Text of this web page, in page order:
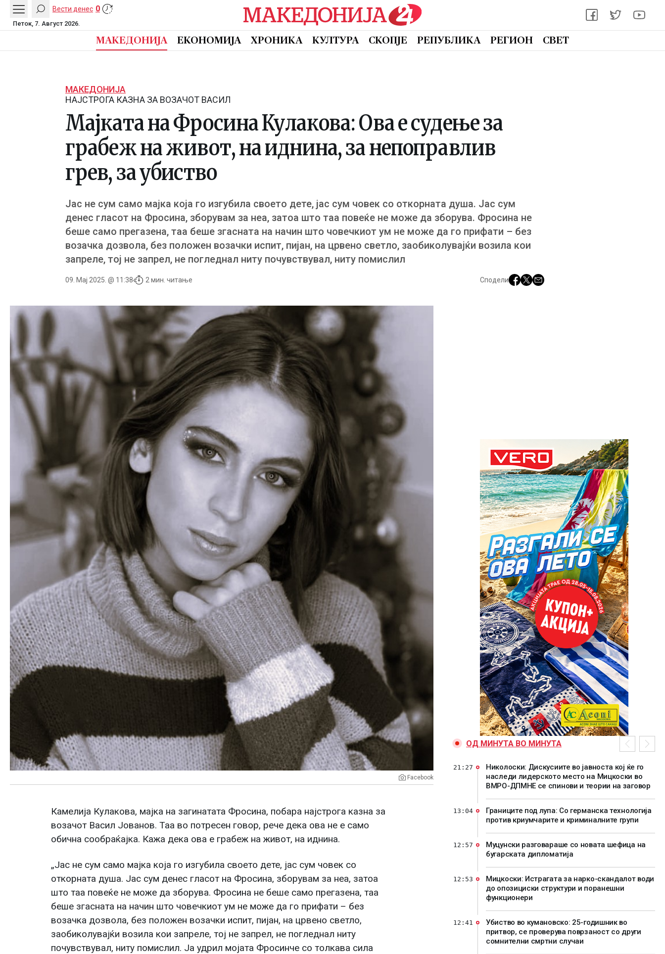
Вести денес 0
Петок, 7. Август 2026.
МАКЕДОНИЈА ЕКОНОМИЈА ХРОНИКА КУЛТУРА СКОПЈЕ РЕПУБЛИКА РЕГИОН СВЕТ
МАКЕДОНИЈА
НАЈСТРОГА КАЗНА ЗА ВОЗАЧОТ ВАСИЛ
Мајката на Фросина Кулакова: Ова е судење за
грабеж на живот, на иднина, за непоправлив
грев, за убиство
Јас не сум само мајка која го изгубила своето дете, јас сум човек со откорната душа. Јас сум
денес гласот на Фросина, зборувам за неа, затоа што таа повеќе не може да зборува. Фросина не
беше само прегазена, таа беше згасната на начин што човечкиот ум не може да го прифати – без
возачка дозвола, без положен возачки испит, пијан, на црвено светло, заобиколувајќи возила кои
запреле, тој не запрел, не погледнал ниту почувствувал, ниту помислил
09. Мај 2025. @ 11:38 2 мин. читање Сподели
Facebook
Камелија Кулакова, мајка на загинатата Фросина, побара најстрога казна за
возачот Васил Јованов. Таа во потресен говор, рече дека ова не е само
обична сообраќајка. Кажа дека ова е грабеж на живот, на иднина.
„Јас не сум само мајка која го изгубила своето дете, јас сум човек со
откорната душа. Јас сум денес гласот на Фросина, зборувам за неа, затоа
што таа повеќе не може да зборува. Фросина не беше само прегазена, таа
беше згасната на начин што човечкиот ум не може да го прифати – без
возачка дозвола, без положен возачки испит, пијан, на црвено светло,
заобиколувајќи возила кои запреле, тој не запрел, не погледнал ниту
почувствувал, ниту помислил. Ја удрил мојата Фросинче со толкава сила
ОД МИНУТА ВО МИНУТА
Николоски: Дискусиите во јавноста кој ќе го
наследи лидерското место на Мицкоски во
ВМРО-ДПМНЕ се спинови и теории на заговор
21:27
Границите под лупа: Со германска технологија
против криумчарите и криминалните групи
13:04
Муцунски разговараше со новата шефица на
бугарската дипломатија
12:57
Мицкоски: Истрагата за нарко-скандалот води
до опозициски структури и поранешни
функционери
12:53
Убиство во кумановско: 25-годишник во
притвор, се проверува поврзаност со други
сомнителни смртни случаи
12:41